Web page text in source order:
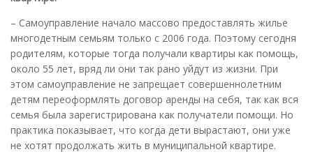
– Самоуправление начало массово предоставлять жилье
многодетным семьям только с 2006 года. Поэтому сегодня
родителям, которые тогда получали квартиры как помощь,
около 55 лет, вряд ли они так рано уйдут из жизни. При
этом самоуправление не запрещает совершеннолетним
детям переоформлять договор аренды на себя, так как вся
семья была зарегистрирована как получатели помощи. Но
практика показывает, что когда дети вырастают, они уже
не хотят продолжать жить в муниципальной квартире.